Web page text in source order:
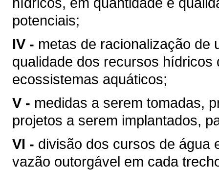
potenciais;
IV - metas de racionalização de
qualidade dos recursos
ecossistemas aquáticos;
V - medidas a serem tomadas,
projetos a serem implantados,
VI - divisão dos cursos de água
vazão outorgável em cada